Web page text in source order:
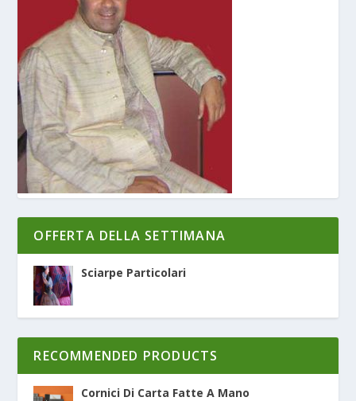
OFFERTA DELLA SETTIMANA
Sciarpe Particolari
RECOMMENDED PRODUCTS
Cornici Di Carta Fatte A Mano